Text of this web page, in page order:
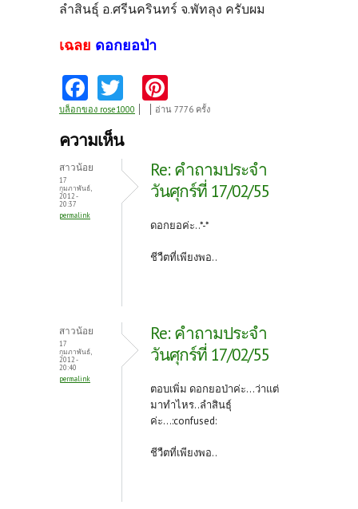
ลำสินธุ์ อ.ศรีนครินทร์ จ.พัทลุง ครับผม
เฉลย ดอกยอป่า
Fa
ce
b
o
o
k
w
itt
nt
es
t
บล็อกของ rose1000 อ่าน 7776 ครั้ง
ความเห็น
สาวน้อย
17
กุมภาพันธ์,
2012 -
20:37
permalink
Re: คำถามประจำ
วันศุกร์ที่ 17/02/55
ดอกยอค่ะ..*-*
ชีวืตที่เพียงพอ..
สาวน้อย
17
กุมภาพันธ์,
2012 -
20:40
permalink
Re: คำถามประจำ
วันศุกร์ที่ 17/02/55
ตอบเพิ่ม ดอกยอป่าค่ะ...ว่าแต่
มาทำไหร..ลำสินธุ์
ค่ะ...:confused:
ชีวืตที่เพียงพอ..